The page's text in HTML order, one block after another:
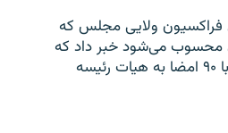
فراکسیون ولایی مجلس که
محسوب می‌شود خبر داد که
طرح استیضاح وزیر اقتصاد با ۹۰ امضا به هیات رئیسه